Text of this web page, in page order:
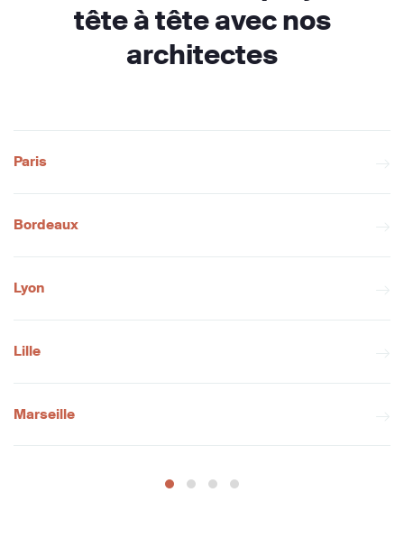
tête à tête avec nos
architectes
Paris
Bordeaux
Lyon
Lille
Marseille